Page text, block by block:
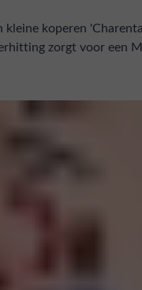
koperen
zorgt voor een